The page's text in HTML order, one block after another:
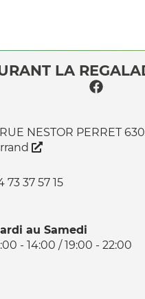
LA
NESTOR PERRET
73 37 57 15
au Samedi
- 14:00 / 19:00 - 22:00